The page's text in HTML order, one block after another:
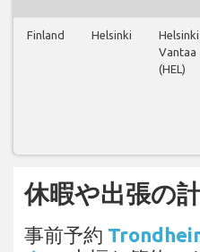
Finland Helsinki
Helsinki
Vantaa
(HEL)
休暇や出張の
事前予約